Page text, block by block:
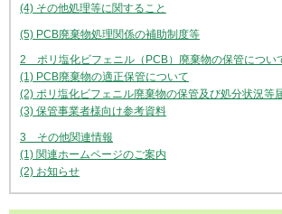
(4) その他処理等に関すること
(5) PCB廃棄物処理関係の補助制度等
2 ポリ塩化ビフェニル（PCB）廃棄物の保管につい
(1) PCB廃棄物の適正保管について
(2) ポリ塩化ビフェニル廃棄物の保管及び処分状況等
(3) 保管事業者様向け参考資料
3 その他関連情報
(1) 関連ホームページのご案内
(2) お知らせ